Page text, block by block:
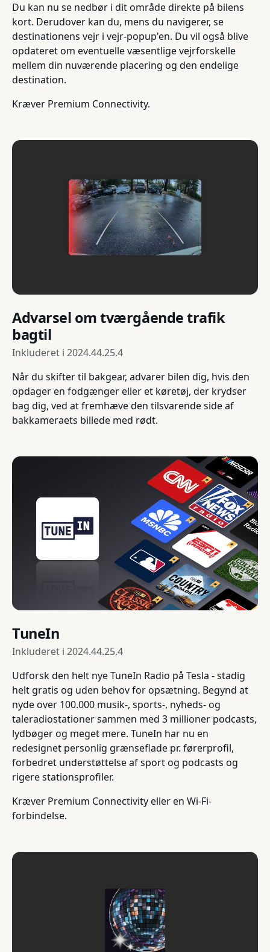
Du kan nu se nedbør i dit område direkte på bilens
kort. Derudover kan du, mens du navigerer, se
destinationens vejr i vejr-popup'en. Du vil også blive
opdateret om eventuelle væsentlige vejrforskelle
mellem din nuværende placering og den endelige
destination.
Kræver Premium Connectivity.
Advarsel om tværgående trafik
bagtil
Inkluderet i 2024.44.25.4
Når du skifter til bakgear, advarer bilen dig, hvis den
opdager en fodgænger eller et køretøj, der krydser
bag dig, ved at fremhæve den tilsvarende side af
bakkameraets billede med rødt.
TuneIn
Inkluderet i 2024.44.25.4
Udforsk den helt nye TuneIn Radio på Tesla - stadig
helt gratis og uden behov for opsætning. Begynd at
nyde over 100.000 musik-, sports-, nyheds- og
taleradiostationer sammen med 3 millioner podcasts,
lydbøger og meget mere. TuneIn har nu en
redesignet personlig grænseflade pr. førerprofil,
forbedret understøttelse af sport og podcasts og
rigere stationsprofiler.
Kræver Premium Connectivity eller en Wi-Fi-
forbindelse.